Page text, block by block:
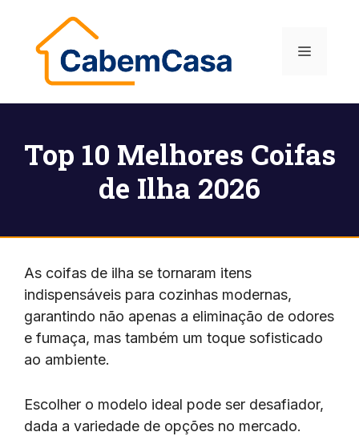
conteúdo
Menu
Top 10 Melhores Coifas
de Ilha 2026
As coifas de ilha se tornaram itens
indispensáveis para cozinhas modernas,
garantindo não apenas a eliminação de odores
e fumaça, mas também um toque sofisticado
ao ambiente.
Escolher o modelo ideal pode ser desafiador,
dada a variedade de opções no mercado.